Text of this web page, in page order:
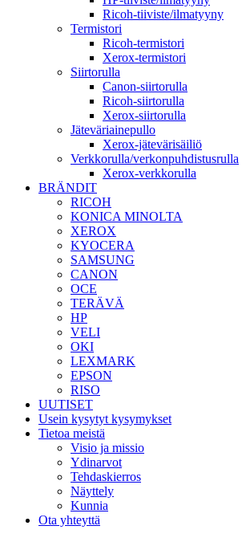
Ricoh-tiiviste/ilmatyyny
Termistori
Ricoh-termistori
Xerox-termistori
Siirtorulla
Canon-siirtorulla
Ricoh-siirtorulla
Xerox-siirtorulla
Jäteväriainepullo
Xerox-jätevärisäiliö
Verkkorulla/verkonpuhdistusrulla
Xerox-verkkorulla
BRÄNDIT
RICOH
KONICA MINOLTA
XEROX
KYOCERA
SAMSUNG
CANON
OCE
TERÄVÄ
HP
VELI
OKI
LEXMARK
EPSON
RISO
UUTISET
Usein kysytyt kysymykset
Tietoa meistä
Visio ja missio
Ydinarvot
Tehdaskierros
Näyttely
Kunnia
Ota yhteyttä